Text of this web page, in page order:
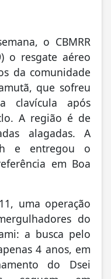
o CBMRR
o resgate aéreo
da comunidade
que sofreu
clavícula após
A região é de
alagadas. A
e entregou o
em Boa
uma operação
do
a busca pelo
4 anos, em
do Dsei